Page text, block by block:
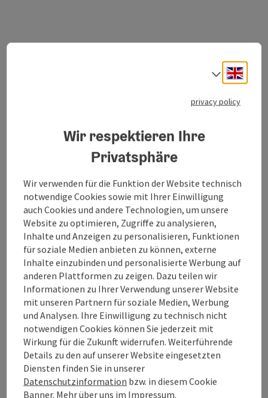
open inOpen in
sale, repair and rental
Contact
Opening hours
Arrival
To the website
Select
privacy policy
Wir respektieren Ihre
Privatsphäre
Wir verwenden für die Funktion der Website technisch
notwendige Cookies sowie mit Ihrer Einwilligung
auch Cookies und andere Technologien, um unsere
Website zu optimieren, Zugriffe zu analysieren,
Inhalte und Anzeigen zu personalisieren, Funktionen
für soziale Medien anbieten zu können, externe
Inhalte einzubinden und personalisierte Werbung auf
anderen Plattformen zu zeigen. Dazu teilen wir
Informationen zu Ihrer Verwendung unserer Website
mit unseren Partnern für soziale Medien, Werbung
und Analysen. Ihre Einwilligung zu technisch nicht
notwendigen Cookies können Sie jederzeit mit
Wirkung für die Zukunft widerrufen. Weiterführende
Details zu den auf unserer Website eingesetzten
Diensten finden Sie in unserer
Datenschutzinformation bzw. in diesem Cookie
Banner. Mehr über uns im Impressum.